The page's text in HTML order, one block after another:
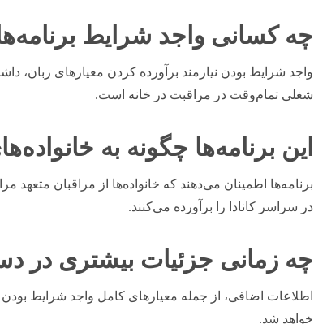
چه کسانی واجد شرایط
واجد شرایط بودن نیازمند برآورده کردن معیارهای زبان،
شغلی تمام‌وقت در مراقبت در خانه است.
این برنامه‌ها چگونه به
برنامه‌ها اطمینان می‌دهند که خانواده‌ها از مراقبان متعهد
در سراسر کانادا را برآورده می‌کنند.
چه زمانی جزئیات بیشتری در
اطلاعات اضافی، از جمله معیارهای کامل واجد شرایط
خواهد شد.